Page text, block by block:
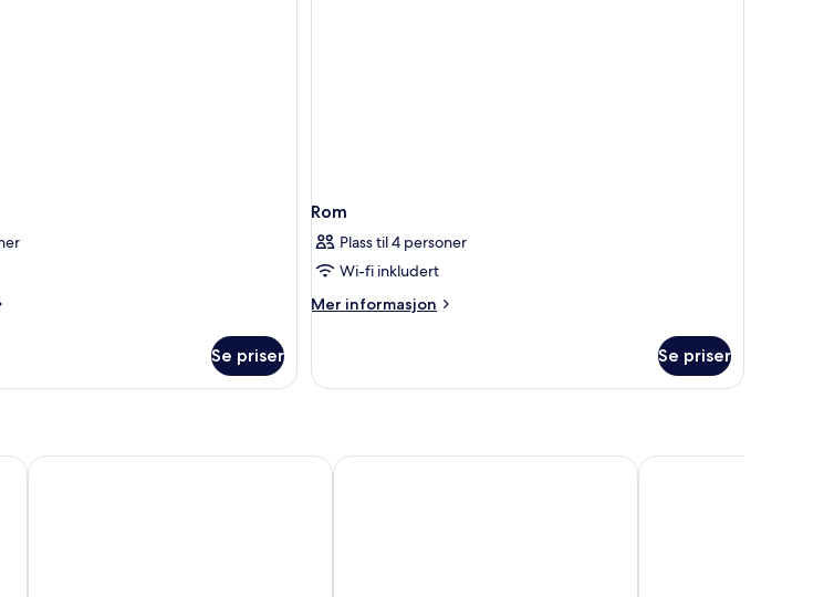
Se priser
Rom
Plass til 4 personer
Wi-fi inkludert
Mer informasjon
Mer
Se priser
Welcome World Beachfront Resort Jomtien Palm Beach Hotel And ResortMermaid Beach